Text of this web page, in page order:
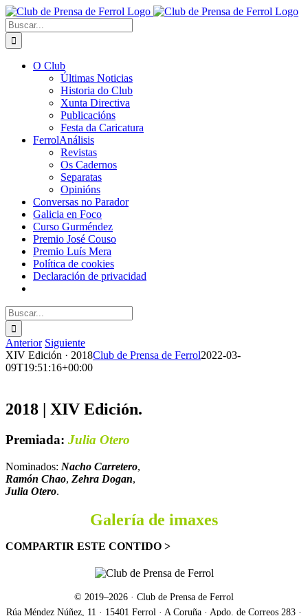
Saltar
al
contenido
Buscar:
O Club
Últimas Noticias
Historia do Club
Xunta Directiva
Publicacións
Festa da Caricatura
FerrolAnálisis
Revistas
Os Cadernos
Separatas
Opinións
Conversas no Parador
Galicia en Foco
Curso Gurméndez
Premio José Couso
Premio Luís Mera
Política de cookies
Declaración de privacidad
Buscar:
Anterior Siguiente
XIV Edición · 2018Club de Prensa de Ferrol2022-03-
09T19:51:16+00:00
2018 | XIV Edición.
Premiada: Julia Otero
Nominados: Nacho Carretero,
Ramón Chao, Zehra Dogan,
Julia Otero.
Galería de imaxes
COMPARTIR ESTE CONTIDO >
© 2019–2026 · Club de Prensa de Ferrol
Rúa Méndez Núñez, 11 · 15401 Ferrol · A Coruña · Apdo. de Correos 283 ·